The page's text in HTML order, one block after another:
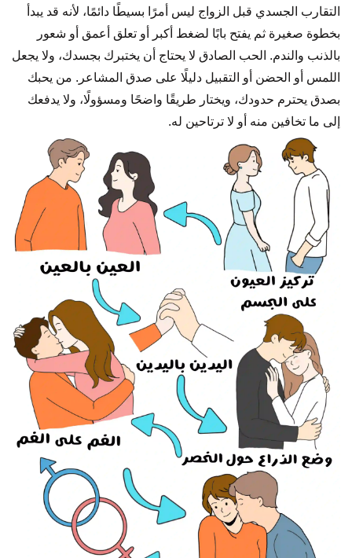
التقارب الجسدي قبل الزواج ليس أمرًا بسيطًا دائمًا، لأنه قد يبدأ
بخطوة صغيرة ثم يفتح بابًا لضغط أكبر أو تعلق أعمق أو شعور
بالذنب والندم. الحب الصادق لا يحتاج أن يختبرك بجسدك، ولا يجعل
اللمس أو الحضن أو التقبيل دليلًا على صدق المشاعر. من يحبك
بصدق يحترم حدودك، ويختار طريقًا واضحًا ومسؤولًا، ولا يدفعك
إلى ما تخافين منه أو لا ترتاحين له.